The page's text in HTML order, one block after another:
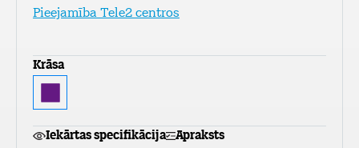
Pieejamība Tele2 centros
Krāsa
Iekārtas specifikācija Apraksts